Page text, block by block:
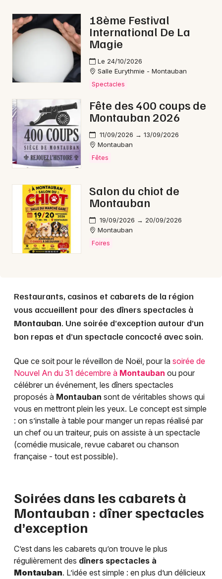
Actus à Montauban
Magazine à Montauban
Choisir mes départements
Mon email
Je m'abonne
18ème Festival
International De La
Magie
Le 24/10/2026
Salle Eurythmie - Montauban
Spectacles
Fête des 400 coups de
Montauban 2026
11/09/2026 → 13/09/2026
Montauban
Fêtes
Salon du chiot de
Montauban
19/09/2026 → 20/09/2026
Montauban
Foires
Restaurants, casinos et cabarets de la région
vous accueillent pour des dîners spectacles à
Montauban. Une soirée d’exception autour d’un
bon repas et d’un spectacle concocté avec soin.
Que ce soit pour le réveillon de Noël, pour la soirée de
Nouvel An du 31 décembre à Montauban ou pour
célébrer un événement, les dîners spectacles
proposés à Montauban sont de véritables shows qui
vous en mettront plein les yeux. Le concept est simple
: on s’installe à table pour manger un repas réalisé par
un chef ou un traiteur, puis on assiste à un spectacle
(comédie musicale, revue cabaret ou chanson
française - tout est possible).
Soirées dans les cabarets à
Montauban : dîner spectacles
d’exception
C’est dans les cabarets qu’on trouve le plus
régulièrement des dîners spectacles à
Montauban. L’idée est simple : en plus d’un délicieux